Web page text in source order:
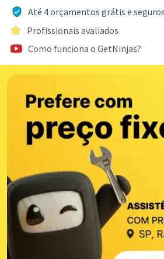
Até 4 orçamentos grátis e seguros
Profissionais avaliados
Como funciona o GetNinjas?